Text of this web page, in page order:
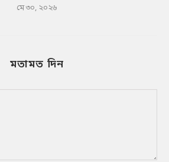
মে ৩০, ২০২৬
মতামত দিন